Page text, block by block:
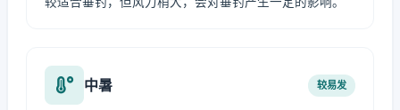
中暑 较易发